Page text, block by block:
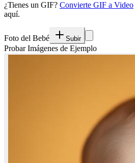
¿Tienes un GIF? Convierte GIF a Video
aquí.
Foto del Bebé Subir
Probar Imágenes de Ejemplo